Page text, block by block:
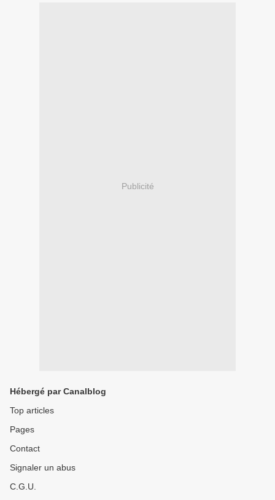
Publicité
Hébergé par Canalblog
Top articles
Pages
Contact
Signaler un abus
C.G.U.